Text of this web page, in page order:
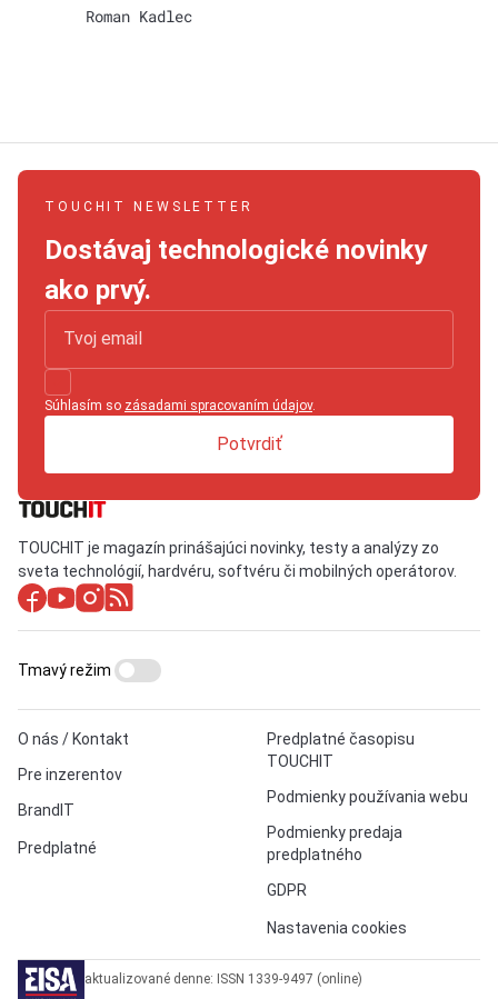
Roman Kadlec
TOUCHIT NEWSLETTER
Dostávaj technologické novinky
ako prvý.
Súhlasím so zásadami spracovaním údajov.
Potvrdiť
TOUCHIT je magazín prinášajúci novinky, testy a analýzy zo
sveta technológií, hardvéru, softvéru či mobilných operátorov.
O nás / Kontakt
Pre inzerentov
BrandIT
Predplatné
Predplatné časopisu
TOUCHIT
Podmienky používania webu
Podmienky predaja
predplatného
GDPR
Nastavenia cookies
Tmavý režim
aktualizované denne: ISSN 1339-9497 (online)